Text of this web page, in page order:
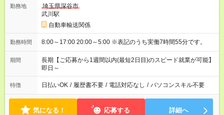
勤務地
埼玉県深谷市
武川駅
自動車輸送関係
勤務時間 8:00～17:00 20:00～5:00 ※表記のうち実働7時間55分です。
期間
長期【ご応募から1週間以内(最短2日目)のスピード就業が可能】
即日～
特徴 日払いOK / 履歴書不要 / 電話対応なし / パソコンスキル不要
気になる！ 応募する 詳細へ